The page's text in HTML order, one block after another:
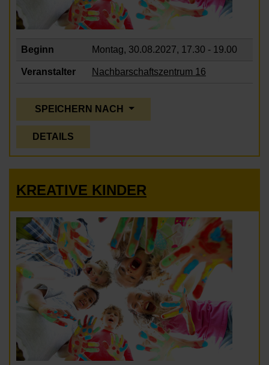
Beginn Montag, 30.08.2027, 17.30 - 19.00
Veranstalter Nachbarschaftszentrum 16
SPEICHERN NACH
DETAILS
KREATIVE KINDER